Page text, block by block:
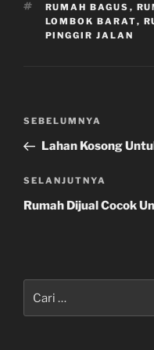
TAG
RUMAH BAGUS ,
LOMBOK BARAT,
PINGGIR JALAN
Navigasi
Pos
Sebelumnya
SEBELUMNYA
Lahan Kosong
Pos
Selanjutnya
SELANJUTNYA
Rumah Dijual Cocok
untuk: